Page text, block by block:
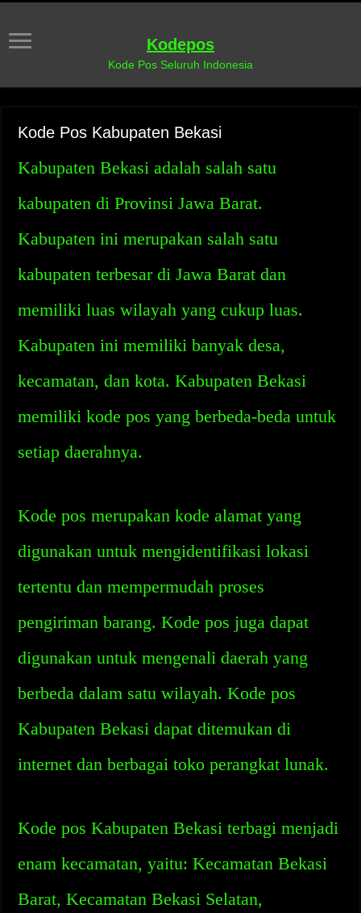
Kodepos
Kode Pos Seluruh Indonesia
Kode Pos Kabupaten Bekasi
Kabupaten Bekasi adalah salah satu
kabupaten di Provinsi Jawa Barat.
Kabupaten ini merupakan salah satu
kabupaten terbesar di Jawa Barat dan
memiliki luas wilayah yang cukup luas.
Kabupaten ini memiliki banyak desa,
kecamatan, dan kota. Kabupaten Bekasi
memiliki kode pos yang berbeda-beda untuk
setiap daerahnya.
Kode pos merupakan kode alamat yang
digunakan untuk mengidentifikasi lokasi
tertentu dan mempermudah proses
pengiriman barang. Kode pos juga dapat
digunakan untuk mengenali daerah yang
berbeda dalam satu wilayah. Kode pos
Kabupaten Bekasi dapat ditemukan di
internet dan berbagai toko perangkat lunak.
Kode pos Kabupaten Bekasi terbagi menjadi
enam kecamatan, yaitu: Kecamatan Bekasi
Barat, Kecamatan Bekasi Selatan,